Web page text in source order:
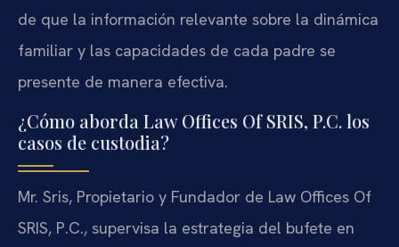
de que la información relevante sobre la dinámica
familiar y las capacidades de cada padre se
presente de manera efectiva.
¿Cómo aborda Law Offices Of SRIS, P.C. los
casos de custodia?
Mr. Sris, Propietario y Fundador de Law Offices Of
SRIS, P.C., supervisa la estrategia del bufete en